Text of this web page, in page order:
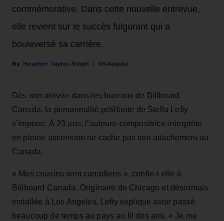
commémorative. Dans cette nouvelle entrevue,
elle revient sur le succès fulgurant qui a
bouleversé sa carrière.
Heather Taylor-Singh 05 August
Dès son arrivée dans les bureaux de Billboard
Canada, la personnalité pétillante de Stella Lefty
s’impose. À 23 ans, l’auteure-compositrice-interprète
en pleine ascension ne cache pas son attachement au
Canada.
« Mes cousins sont canadiens », confie-t-elle à
Billboard Canada. Originaire de Chicago et désormais
installée à Los Angeles, Lefty explique avoir passé
beaucoup de temps au pays au fil des ans. « Je me